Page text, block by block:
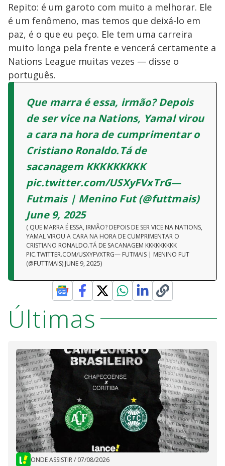
Repito: é um garoto com muito a melhorar. Ele
é um fenômeno, mas temos que deixá-lo em
paz, é o que eu peço. Ele tem uma carreira
muito longa pela frente e vencerá certamente a
Nations League muitas vezes — disse o
português.
Que marra é essa, irmão? Depois
de ser vice na Nations, Yamal virou
a cara na hora de cumprimentar o
Cristiano Ronaldo.Tá de
sacanagem KKKKKKKKK
pic.twitter.com/USXyFVxTrG—
Futmais | Menino Fut (@futtmais)
June 9, 2025
( QUE MARRA É ESSA, IRMÃO? DEPOIS DE SER VICE NA NATIONS,
YAMAL VIROU A CARA NA HORA DE CUMPRIMENTAR O
CRISTIANO RONALDO.TÁ DE SACANAGEM KKKKKKKKK
PIC.TWITTER.COM/USXYFVXTRG— FUTMAIS | MENINO FUT
(@FUTTMAIS) JUNE 9, 2025)
Últimas
ONDE ASSISTIR/ 07/08/2026